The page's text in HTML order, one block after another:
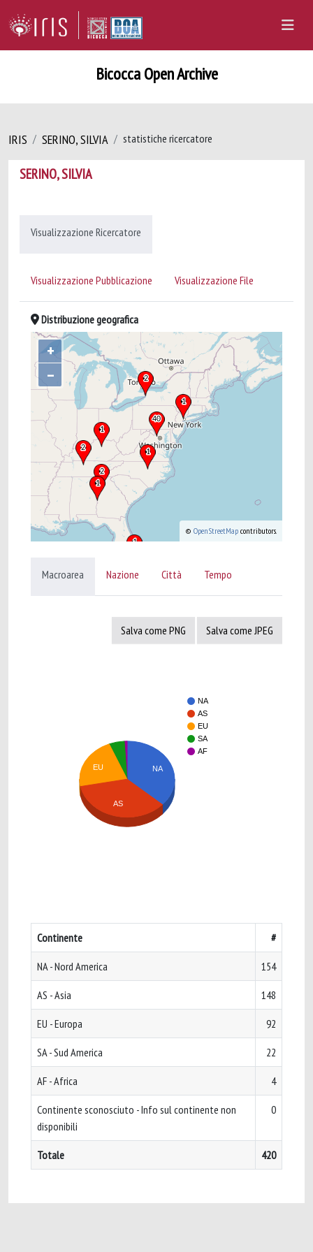
Bicocca Open Archive
IRIS SERINO, SILVIA statistiche ricercatore
SERINO, SILVIA
Visualizzazione Ricercatore
Visualizzazione Pubblicazione Visualizzazione File
Distribuzione geografica
+
–
© OpenStreetMap contributors.
Macroarea Nazione Città Tempo
Salva come PNG Salva come JPEG
NA
AS
EU
SA
AF
NA
EU
AS
Continente #
NA - Nord America 154
AS - Asia 148
EU - Europa 92
SA - Sud America 22
AF - Africa 4
Continente sconosciuto - Info sul continente non
disponibili
0
Totale 420